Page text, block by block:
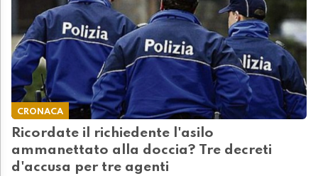
CRONACA
Ricordate il richiedente l'asilo
ammanettato alla doccia? Tre decreti
d'accusa per tre agenti